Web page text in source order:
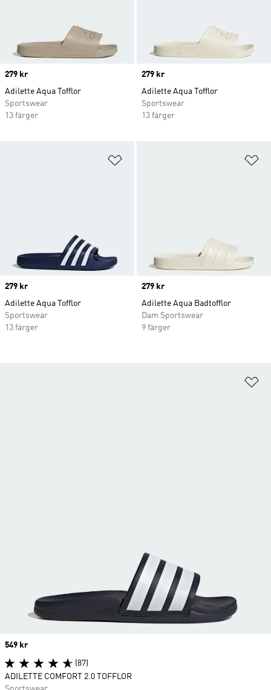
Price
279 kr
Adilette Aqua Tofflor
Sportswear
13 färger
Price
279 kr
Adilette Aqua Tofflor
Sportswear
13 färger
Price
279 kr
Adilette Aqua Tofflor
Sportswear
13 färger
Price
279 kr
Adilette Aqua Badtofflor
Dam Sportswear
9 färger
Price
549 kr
(87)
ADILETTE COMFORT 2.0 TOFFLOR